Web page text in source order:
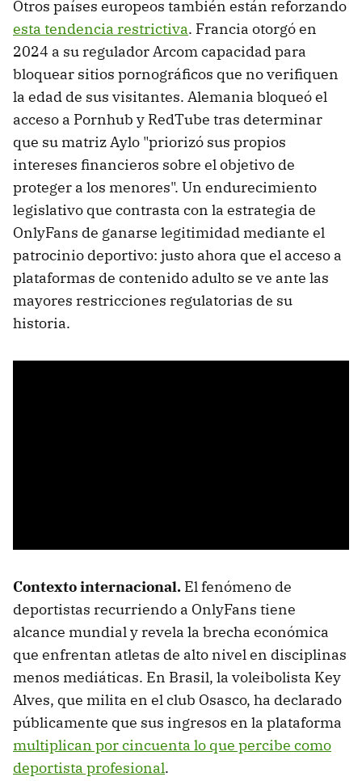
Otros países europeos también están reforzando
esta tendencia restrictiva. Francia otorgó en
2024 a su regulador Arcom capacidad para
bloquear sitios pornográficos que no verifiquen
la edad de sus visitantes. Alemania bloqueó el
acceso a Pornhub y RedTube tras determinar
que su matriz Aylo "priorizó sus propios
intereses financieros sobre el objetivo de
proteger a los menores". Un endurecimiento
legislativo que contrasta con la estrategia de
OnlyFans de ganarse legitimidad mediante el
patrocinio deportivo: justo ahora que el acceso a
plataformas de contenido adulto se ve ante las
mayores restricciones regulatorias de su
historia.
Contexto internacional. El fenómeno de
deportistas recurriendo a OnlyFans tiene
alcance mundial y revela la brecha económica
que enfrentan atletas de alto nivel en disciplinas
menos mediáticas. En Brasil, la voleibolista Key
Alves, que milita en el club Osasco, ha declarado
públicamente que sus ingresos en la plataforma
multiplican por cincuenta lo que percibe como
deportista profesional.